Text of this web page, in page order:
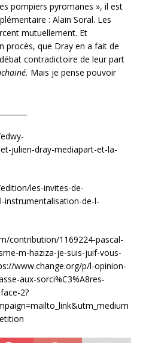
pompiers pyromanes », il est
: Alain Soral. Les
mutuellement. Et
procès, que Dray en a fait de
contradictoire de leur part
Mais je pense pouvoir
julien-dray-mediapart-et-la-
les-invites-de-
instrumentalisation-de-l-
contribution/1169224-pascal-
m-haziza-je-suis-juif-vous-
www.change.org/p/l-opinion-
aux-sorci%C3%A8res-
2?